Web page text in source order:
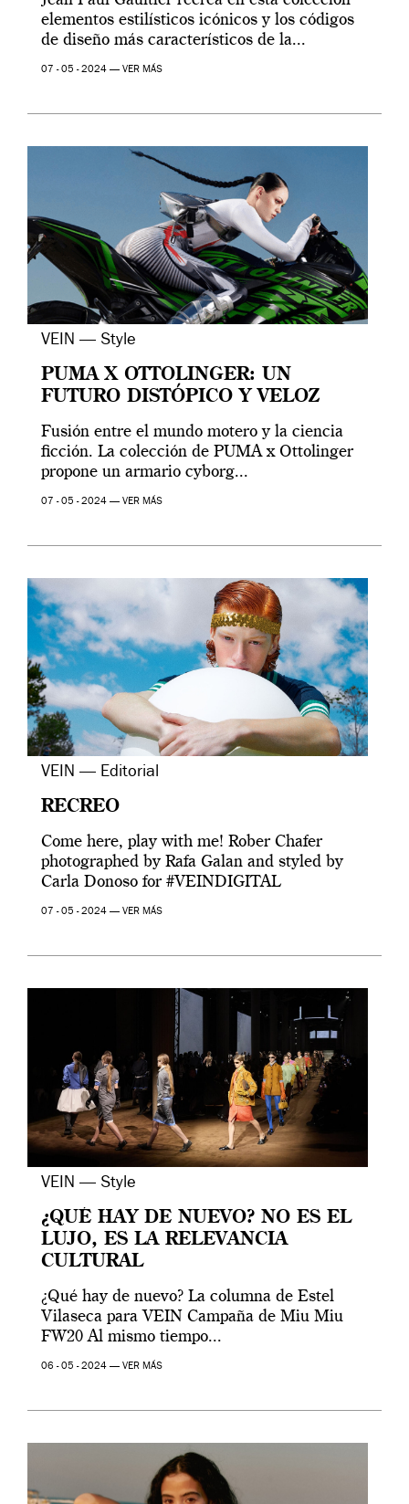
elementos estilísticos icónicos y los códigos
de diseño más característicos de la...
07 - 05 - 2024 — VER MÁS
VEIN — Style
PUMA X OTTOLINGER: UN
FUTURO DISTÓPICO Y VELOZ
Fusión entre el mundo motero y la ciencia
ficción. La colección de PUMA x Ottolinger
propone un armario cyborg...
07 - 05 - 2024 — VER MÁS
VEIN — Editorial
RECREO
Come here, play with me! Rober Chafer
photographed by Rafa Galan and styled by
Carla Donoso for #VEINDIGITAL
07 - 05 - 2024 — VER MÁS
VEIN — Style
¿QUÉ HAY DE NUEVO? NO ES EL
LUJO, ES LA RELEVANCIA
CULTURAL
¿Qué hay de nuevo? La columna de Estel
Vilaseca para VEIN Campaña de Miu Miu
FW20 Al mismo tiempo...
06 - 05 - 2024 — VER MÁS